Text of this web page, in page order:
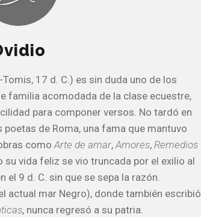
17 d. C.) es sin duda uno de los
familia acomodada de la clase ecuestre,
para componer versos. No tardó en
de Roma, una fama que mantuvo
como Arte de amar,Amores, Remedios
su vida feliz se vio truncada por el exilio al
el 9 d. C. sin que se sepa la razón.
actual mar Negro), donde también escribió
, nunca regresó a su patria.